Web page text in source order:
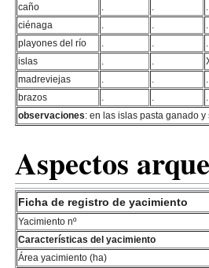
caño
ciénaga
playones del río
islas
madreviejas
brazos
observaciones: en las islas pasta ganado y
Aspectos
Ficha de registro de yacimiento
Yacimiento nº
Características del yacimiento
Área yacimiento (ha)